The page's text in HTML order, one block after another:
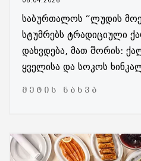
საბურთალოს “ლუდის
სტუმრებს ტრადიციული
დახვდება, მათ შორის:
ყველისა და სოკოს
ᲛᲔᲢᲘᲡ ᲜᲐᲮᲕᲐ